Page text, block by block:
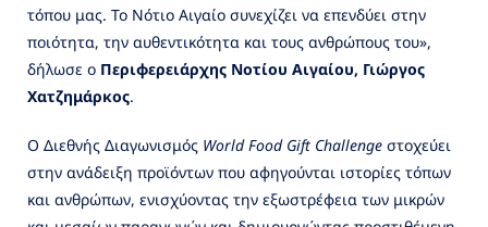
τόπου μας. Το Νότιο Αιγαίο συνεχίζει να επενδύει στην
ποιότητα, την αυθεντικότητα και τους ανθρώπους του»,
δήλωσε ο Περιφερειάρχης Νοτίου Αιγαίου, Γιώργος
Χατζημάρκος.
Ο Διεθνής Διαγωνισμός World Food Gift Challenge στοχεύει
στην ανάδειξη προϊόντων που αφηγούνται ιστορίες τόπων
και ανθρώπων, ενισχύοντας την εξωστρέφεια των μικρών